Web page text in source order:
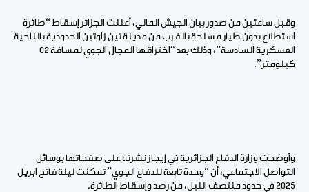
وقبل ساعتين من صدور بيان الجيش المالي، أعلنت الجزائر إسقاط “طائرة
استطلاع بدون طيار مسلحة بالقرب من مدينة تين زاوتين الحدودية بالناحية
العسكرية السادسة”، وذلك بعد “اختراقها المجال الجوي لمسافة 02
كيلومتر”.
وأوضحت وزارة الدفاع الجزائرية في إيجاز نشرته على صفحاتها بوسائل
التواصل الاجتماعي، أن “وحدة تابعة للدفاع الجوي” تمكنت ليلة فاتح ابريل
2025 في حدود منتصف الليل، من رصد وإسقاط الطائرة.